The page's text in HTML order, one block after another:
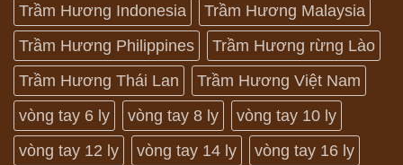
Trầm Hương Indonesia
Trầm Hương Malaysia
Trầm Hương Philippines
Trầm Hương rừng Lào
Trầm Hương Thái Lan
Trầm Hương Việt Nam
vòng tay 6 ly
vòng tay 8 ly
vòng tay 10 ly
vòng tay 12 ly
vòng tay 14 ly
vòng tay 16 ly